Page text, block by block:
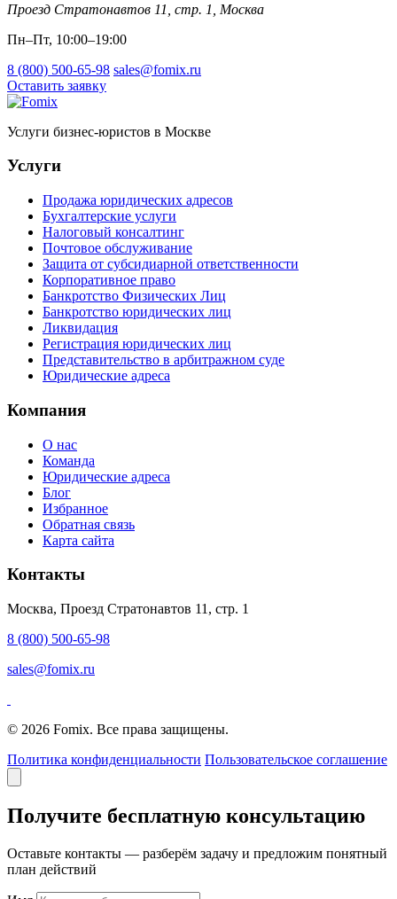
Проезд Стратонавтов 11, стр. 1
Москва
Пн–Пт, 10:00–19:00
8 (800) 500-65-98 sales@fomix.ru
Оставить заявку
Услуги бизнес-юристов в Москве
Услуги
Продажа юридических адресов
Бухгалтерские услуги
Налоговый консалтинг
Почтовое обслуживание
Защита от субсидиарной ответственности
Корпоративное право
Банкротство Физических Лиц
Банкротство юридических лиц
Ликвидация
Регистрация юридических лиц
Представительство в арбитражном суде
Юридические адреса
Компания
О нас
Команда
Юридические адреса
Блог
Избранное
Обратная связь
Карта сайта
Контакты
Москва, Проезд Стратонавтов 11, стр. 1
8 (800) 500-65-98
sales@fomix.ru
© 2026 Fomix. Все права защищены.
Политика конфиденциальности Пользовательское соглашение
Получите бесплатную консультацию
Оставьте контакты — разберём задачу и предложим понятный
план действий